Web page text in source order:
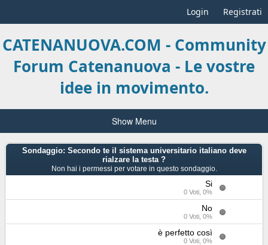
Login Registrati
CATENANUOVA.COM - Community
Forum Catenanuova - Le vostre
idee in movimento.
Show Menu
Sondaggio: Secondo te il sistema universitario italiano deve
rialzare la testa ?
Non hai i permessi per votare in questo sondaggio.
Si
0 Voti, 0%
No
0 Voti, 0%
è perfetto così
0 Voti, 0%